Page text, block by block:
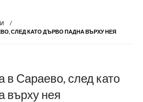
СЛЕД КАТО ДЪРВО ПАДНА ВЪРХУ НЕЯ
в Сараево, след като
върху нея